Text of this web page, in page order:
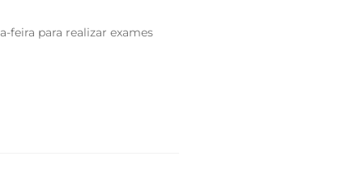
feira para realizar exames